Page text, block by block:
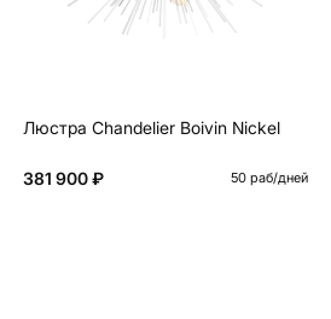
Люстра Chandelier Boivin Nickel
381 900 ₽ 50 раб/дней